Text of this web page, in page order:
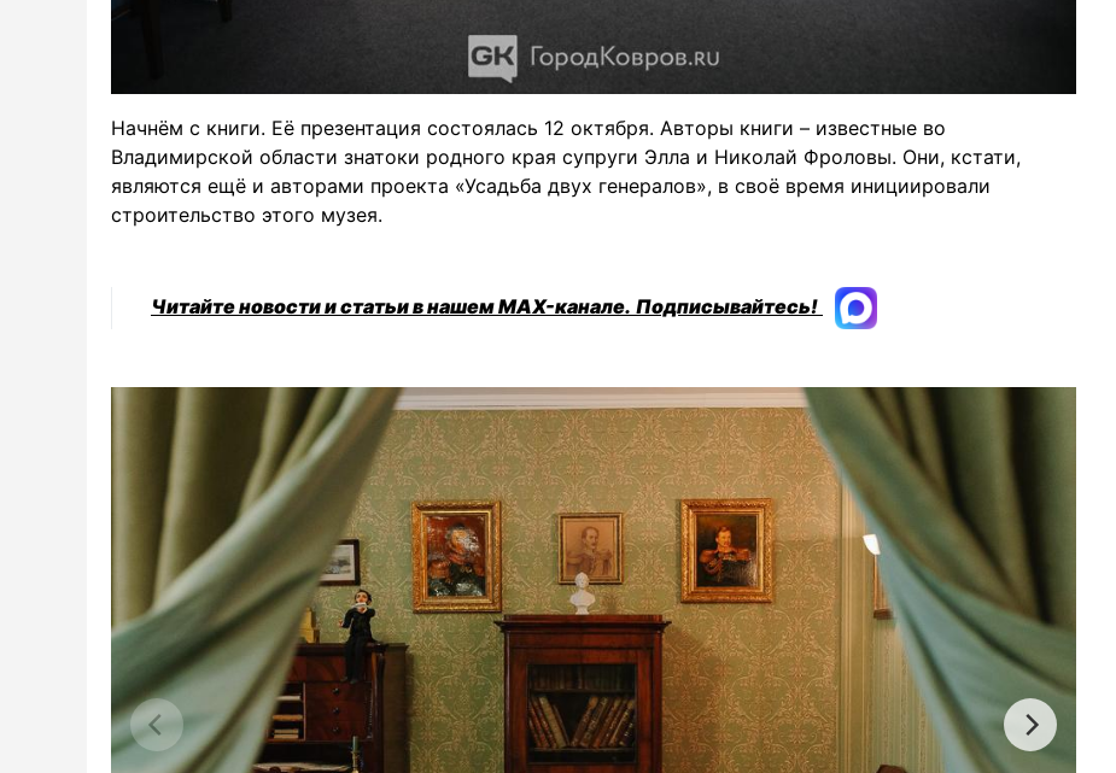
Начнём с книги. Её презентация состоялась 12 октября. Авторы книги – известные во
Владимирской области знатоки родного края супруги Элла и Николай Фроловы. Они, кстати,
являются ещё и авторами проекта «Усадьба двух генералов», в своё время инициировали
строительство этого музея.
Читайте новости и статьи в нашем MAX-канале. Подписывайтесь!